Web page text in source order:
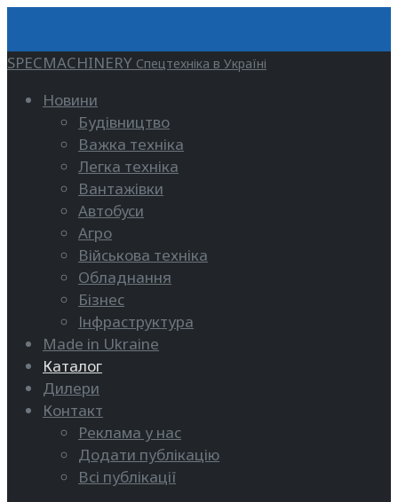
SPECMACHINERY Спецтехніка в Україні
Новини
Будівництво
Важка техніка
Легка техніка
Вантажівки
Автобуси
Агро
Військова техніка
Обладнання
Бізнес
Інфраструктура
Made in Ukraine
Каталог
Дилери
Контакт
Реклама у нас
Додати публікацію
Всі публікації